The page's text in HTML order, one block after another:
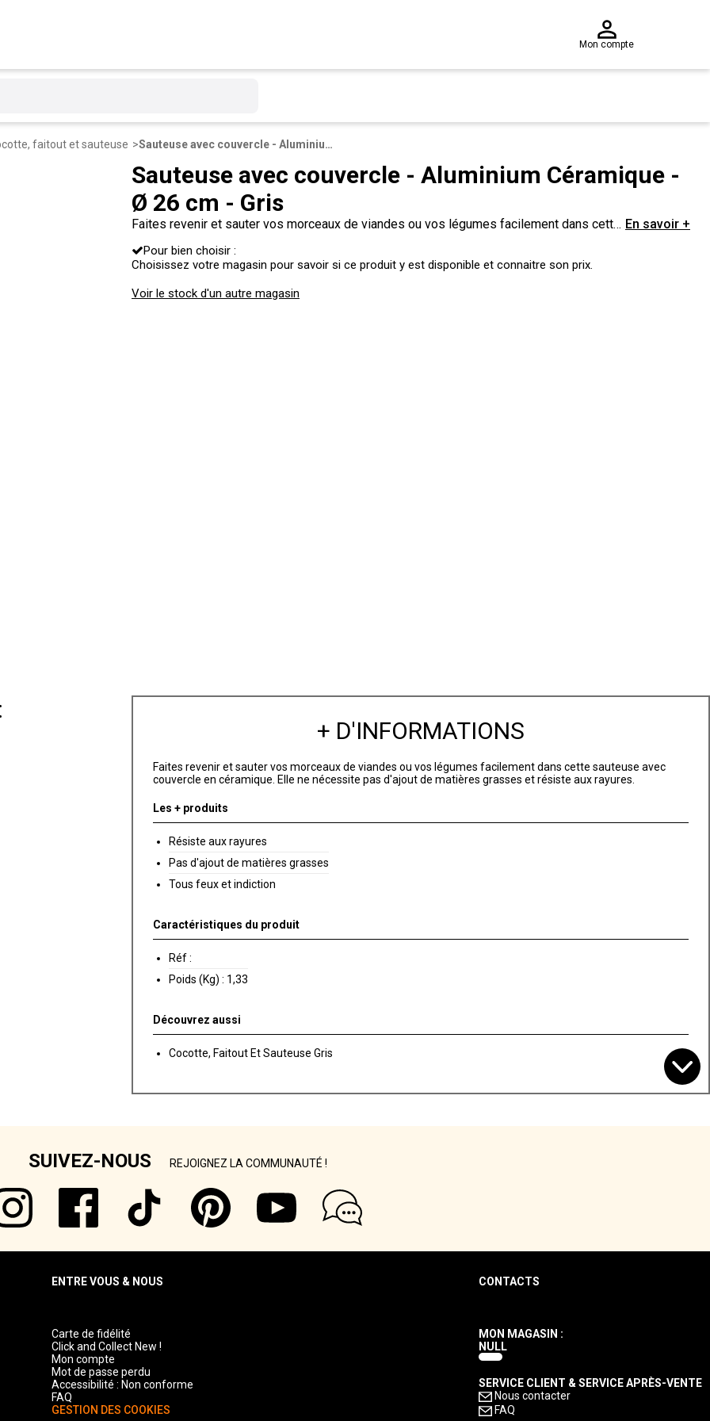
Mon compte
faitout et sauteuse Sauteuse avec couvercle - Aluminium Céramique - Ø 26 cm - Gris
Sauteuse avec couvercle - Aluminium Céramique -
Ø 26 cm - Gris
Faites revenir et sauter vos morceaux de viandes ou vos légumes facilement dans cette
grasses et résiste aux rayures.
En savoir +
Pour bien choisir :
Choisissez votre magasin pour savoir si ce produit y est disponible et connaitre son prix.
Voir le stock d'un autre magasin
+ D'INFORMATIONS
Faites revenir et sauter vos morceaux de viandes ou vos légumes facilement dans cette sauteuse avec
couvercle en céramique. Elle ne nécessite pas d'ajout de matières grasses et résiste aux rayures.
Les + produits
Résiste aux rayures
Pas d'ajout de matières grasses
Tous feux et indiction
Caractéristiques du produit
Réf :
Poids (Kg) : 1,33
Découvrez aussi
Cocotte, Faitout Et Sauteuse Gris
SUIVEZ-NOUS REJOIGNEZ LA COMMUNAUTÉ !
ENTRE VOUS & NOUS
Carte de fidélité
Click and Collect New !
Mon compte
Mot de passe perdu
Accessibilité : Non conforme
FAQ
GESTION DES COOKIES
CONTACTS
MON MAGASIN :
NULL
SERVICE CLIENT & SERVICE APRÈS-VENTE
Nous contacter
FAQ